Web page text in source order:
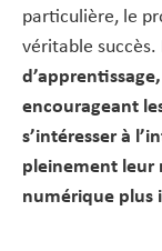
particulière, le
véritable succès.
encourageant
s’intéresser à
pleinement leur
numérique plus